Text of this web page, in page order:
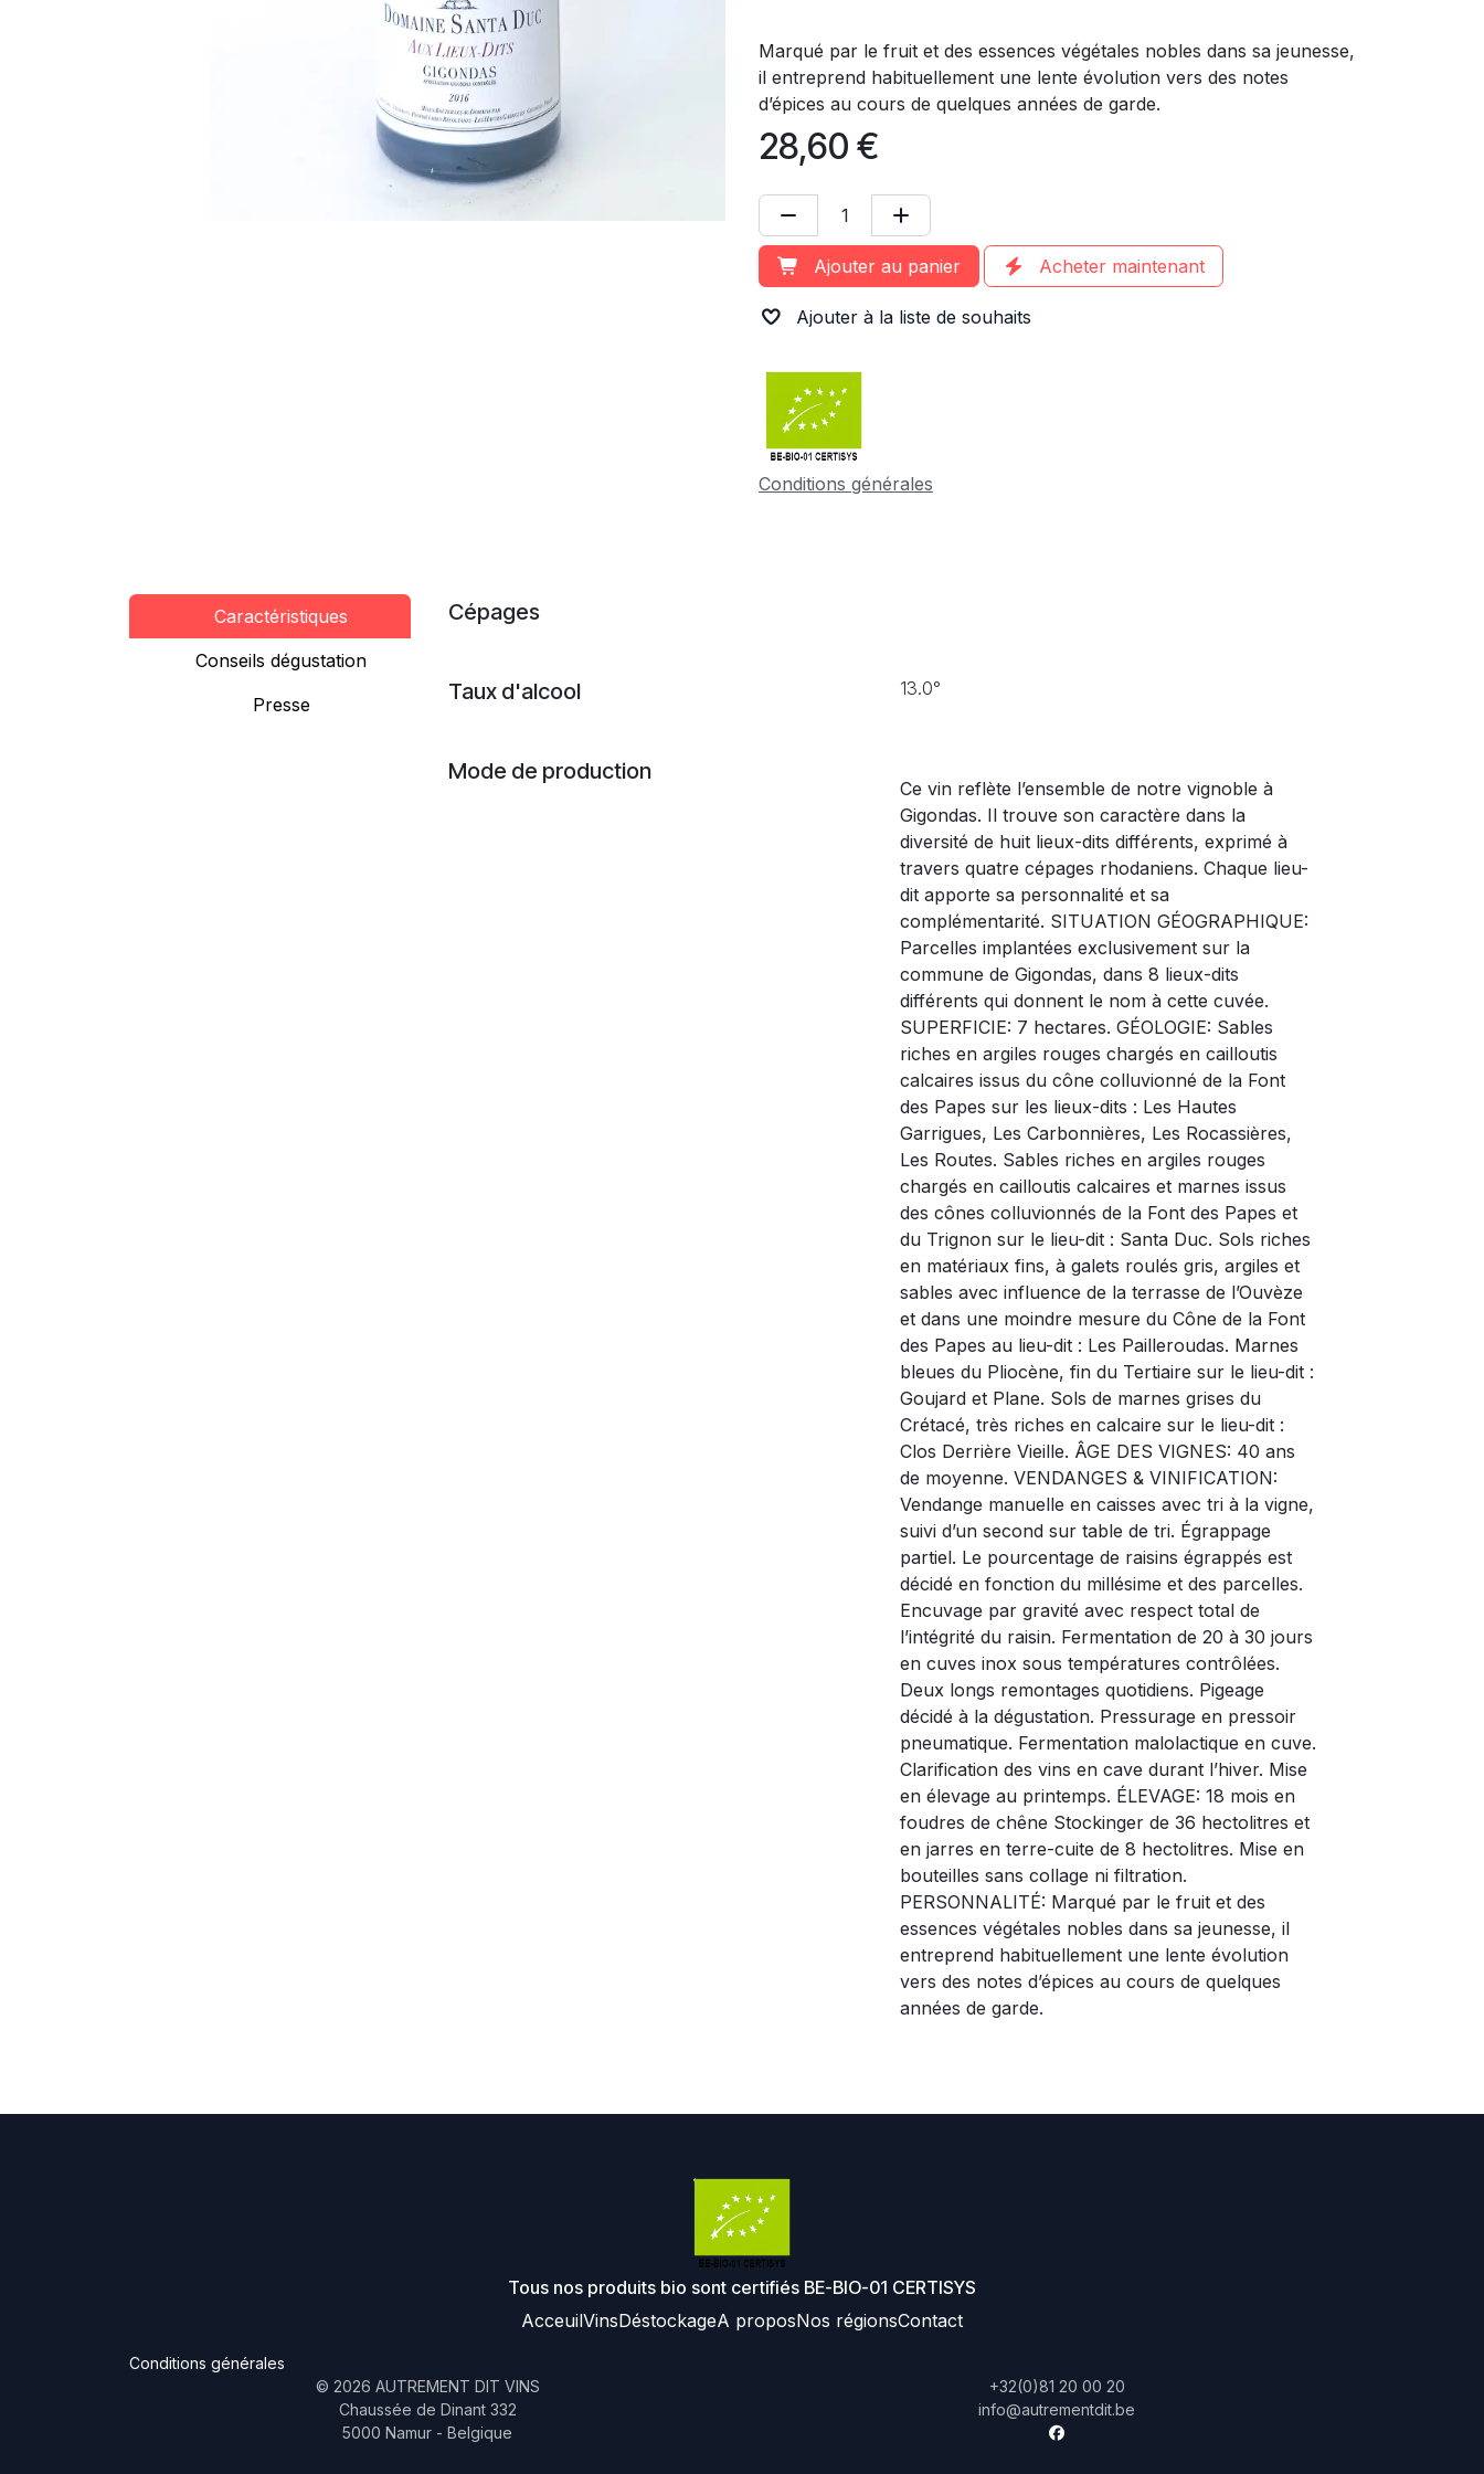
Marqué par le fruit et des essences végétales nobles dans sa jeunesse,
il entreprend habituellement une lente évolution vers des notes
d’épices au cours de quelques années de garde.
28,60 €
Ajouter au panier Acheter maintenant
Ajouter à la liste de souhaits
Conditions générales
Caractéristiques
Conseils dégustation
Presse
Cépages
Taux d'alcool 13.0°
Mode de production
Ce vin reflète l’ensemble de notre vignoble à
Gigondas. Il trouve son caractère dans la
diversité de huit lieux-dits différents, exprimé à
travers quatre cépages rhodaniens. Chaque lieu-
dit apporte sa personnalité et sa
complémentarité. SITUATION GÉOGRAPHIQUE:
Parcelles implantées exclusivement sur la
commune de Gigondas, dans 8 lieux-dits
différents qui donnent le nom à cette cuvée.
SUPERFICIE: 7 hectares. GÉOLOGIE: Sables
riches en argiles rouges chargés en cailloutis
calcaires issus du cône colluvionné de la Font
des Papes sur les lieux-dits : Les Hautes
Garrigues, Les Carbonnières, Les Rocassières,
Les Routes. Sables riches en argiles rouges
chargés en cailloutis calcaires et marnes issus
des cônes colluvionnés de la Font des Papes et
du Trignon sur le lieu-dit : Santa Duc. Sols riches
en matériaux fins, à galets roulés gris, argiles et
sables avec influence de la terrasse de l’Ouvèze
et dans une moindre mesure du Cône de la Font
des Papes au lieu-dit : Les Pailleroudas. Marnes
bleues du Pliocène, fin du Tertiaire sur le lieu-dit :
Goujard et Plane. Sols de marnes grises du
Crétacé, très riches en calcaire sur le lieu-dit :
Clos Derrière Vieille. ÂGE DES VIGNES: 40 ans
de moyenne. VENDANGES & VINIFICATION:
Vendange manuelle en caisses avec tri à la vigne,
suivi d’un second sur table de tri. Égrappage
partiel. Le pourcentage de raisins égrappés est
décidé en fonction du millésime et des parcelles.
Encuvage par gravité avec respect total de
l’intégrité du raisin. Fermentation de 20 à 30 jours
en cuves inox sous températures contrôlées.
Deux longs remontages quotidiens. Pigeage
décidé à la dégustation. Pressurage en pressoir
pneumatique. Fermentation malolactique en cuve.
Clarification des vins en cave durant l’hiver. Mise
en élevage au printemps. ÉLEVAGE: 18 mois en
foudres de chêne Stockinger de 36 hectolitres et
en jarres en terre-cuite de 8 hectolitres. Mise en
bouteilles sans collage ni filtration.
PERSONNALITÉ: Marqué par le fruit et des
essences végétales nobles dans sa jeunesse, il
entreprend habituellement une lente évolution
vers des notes d’épices au cours de quelques
années de garde.
Tous nos produits bio sont certifiés BE-BIO-01 CERTISYS
AcceuilVinsDéstockageA proposNos régionsContact
Conditions générales
© 2026 AUTREMENT DIT VINS
Chaussée de Dinant 332
5000 Namur - Belgique
+32(0)81 20 00 20
info@autrementdit.be